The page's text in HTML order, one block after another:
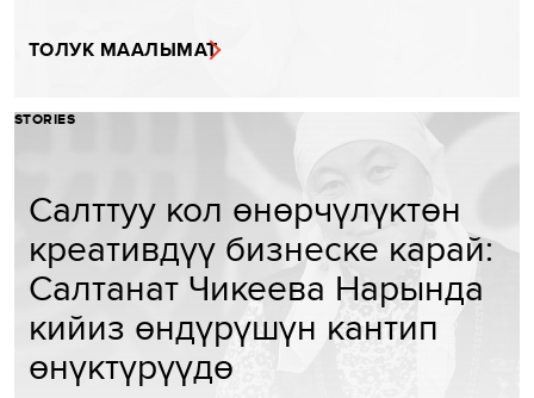
ТОЛУК МААЛЫМАТ
STORIES
Салттуу кол өнөрчүлүктөн
креативдүү бизнеске карай:
Салтанат Чикеева Нарында
кийиз өндүрүшүн кантип
өнүктүрүүдө